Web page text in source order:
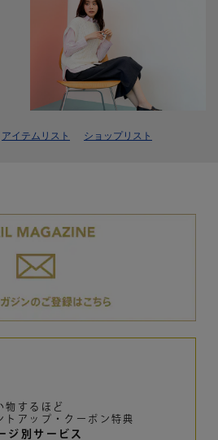
アイテムリスト ショップリスト
物するほど
トアップ・クーポン特典
ジ別サービス